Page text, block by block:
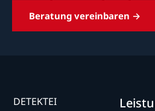
Beratung vereinbaren →
DETEKTEI